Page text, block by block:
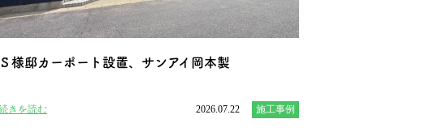
Ｓ様邸カーポート設置、サンアイ岡本製
きを読む 2026.07.22 施工事例